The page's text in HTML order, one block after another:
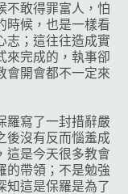
不敢得罪富人，怕
時候，也是一樣看
志；這往往造成實
來完成的，執事卻
會開會都不一定來
羅寫了一封措辭嚴
後沒有反而惱羞成
這是今天很多教會
的帶領；不是勉強
知這是保羅是為了